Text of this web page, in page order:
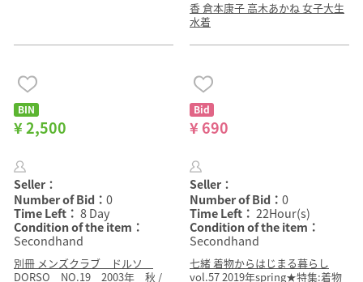
香 倉本康子 高木あかね 女子大生
水着
BIN
¥ 2,500
Seller：
Number of Bid： 0
Time Left： 8 Day
Condition of the item：
Secondhand
別冊 メンズクラブ ドルソ
DORSO NO.19 2003年 秋 /
Bid
¥ 690
Seller：
Number of Bid： 0
Time Left： 22Hour(s)
Condition of the item：
Secondhand
七緒 着物からはじまる暮らし
vol.57 2019年spring★特集:着物